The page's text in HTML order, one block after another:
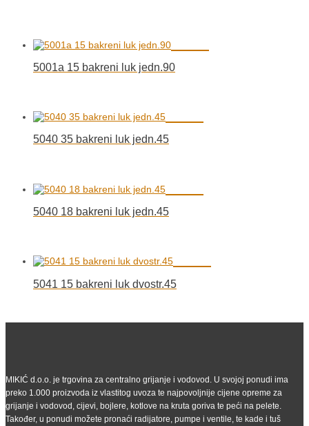
5001a 15 bakreni luk jedn.90
5040 35 bakreni luk jedn.45
5040 18 bakreni luk jedn.45
5041 15 bakreni luk dvostr.45
MIKIĆ d.o.o. je trgovina za centralno grijanje i vodovod. U svojoj ponudi ima
preko 1.000 proizvoda iz vlastitog uvoza te najpovoljnije cijene opreme za
grijanje i vodovod, cijevi, bojlere, kotlove na kruta goriva te peći na pelete.
Također, u ponudi možete pronaći radijatore, pumpe i ventile, te kade i tuš